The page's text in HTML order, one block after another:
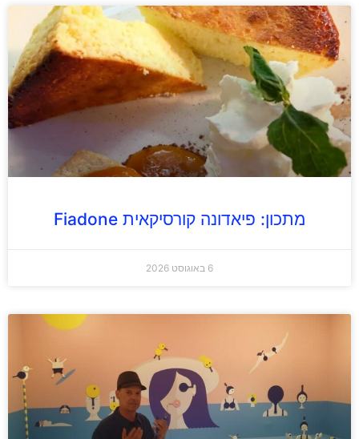
מתכון: פיאדונה קורסיקאית Fiadone
6 באוגוסט 2026